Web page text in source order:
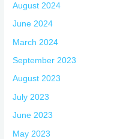
August 2024
June 2024
March 2024
September 2023
August 2023
July 2023
June 2023
May 2023